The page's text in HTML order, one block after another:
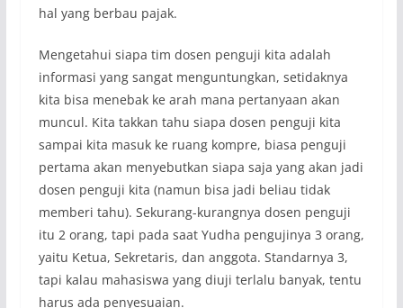
hal yang berbau pajak.
Mengetahui siapa tim dosen penguji kita adalah
informasi yang sangat menguntungkan, setidaknya
kita bisa menebak ke arah mana pertanyaan akan
muncul. Kita takkan tahu siapa dosen penguji kita
sampai kita masuk ke ruang kompre, biasa penguji
pertama akan menyebutkan siapa saja yang akan jadi
dosen penguji kita (namun bisa jadi beliau tidak
memberi tahu). Sekurang-kurangnya dosen penguji
itu 2 orang, tapi pada saat Yudha pengujinya 3 orang,
yaitu Ketua, Sekretaris, dan anggota. Standarnya 3,
tapi kalau mahasiswa yang diuji terlalu banyak, tentu
harus ada penyesuaian.